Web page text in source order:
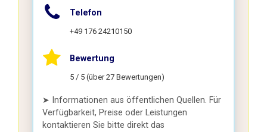
Telefon
+49 176 24210150
Bewertung
5 / 5 (über 27 Bewertungen)
➤ Informationen aus öffentlichen Quellen. Für
Verfügbarkeit, Preise oder Leistungen
kontaktieren Sie bitte direkt das